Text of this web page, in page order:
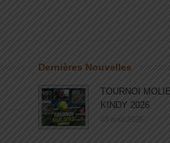
Dernières Nouvelles
TOURNOI
KINDY 2026
03 août 2026